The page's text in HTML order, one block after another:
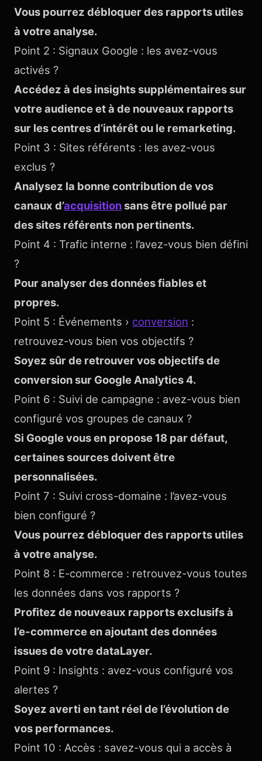
Vous pourrez débloquer des rapports utiles
à votre analyse.
Point 2 : Signaux Google : les avez-vous
activés ?
Accédez à des insights supplémentaires sur
votre audience et à de nouveaux rapports
sur les centres d’intérêt ou le remarketing.
Point 3 : Sites référents : les avez-vous
exclus ?
Analysez la bonne contribution de vos
canaux d’acquisitionsans être pollué par
des sites référents non pertinents.
Point 4 : Trafic interne : l’avez-vous bien défini
?
Pour analyser des données fiables et
propres.
Point 5 : Événements › conversion :
retrouvez-vous bien vos objectifs ?
Soyez sûr de retrouver vos objectifs de
conversion sur Google Analytics 4.
Point 6 : Suivi de campagne : avez-vous bien
configuré vos groupes de canaux ?
Si Google vous en propose 18 par défaut,
certaines sources doivent être
personnalisées.
Point 7 : Suivi cross-domaine : l’avez-vous
bien configuré ?
Vous pourrez débloquer des rapports utiles
à votre analyse.
Point 8 : E-commerce : retrouvez-vous toutes
les données dans vos rapports ?
Profitez de nouveaux rapports exclusifs à
l’e-commerce en ajoutant des données
issues de votre dataLayer.
Point 9 : Insights : avez-vous configuré vos
alertes ?
Soyez averti en tant réel de l’évolution de
vos performances.
Point 10 : Accès : savez-vous qui a accès à